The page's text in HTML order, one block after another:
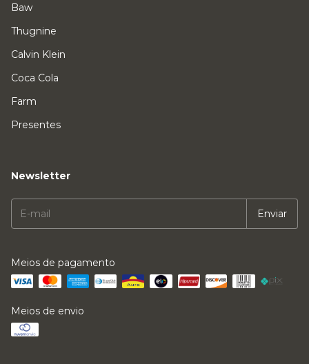
Baw
Thugnine
Calvin Klein
Coca Cola
Farm
Presentes
Newsletter
Meios de pagamento
Meios de envio